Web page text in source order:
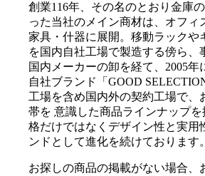
創業116年、その名のとおり金庫
った当社のメイン商材は、オフィ
家具・什器に展開。移動ラックや
を国内自社工場で製造する傍ら、
国内メーカーの卸を経て、2005年
自社ブランド「GOOD
工場を含め国内外の契約工場で、
帯を 意識した商品ラインナップ
格だけではなくデザイン性と実用
ンドとして進化を続けております。
お探しの商品の掲載がない場合、